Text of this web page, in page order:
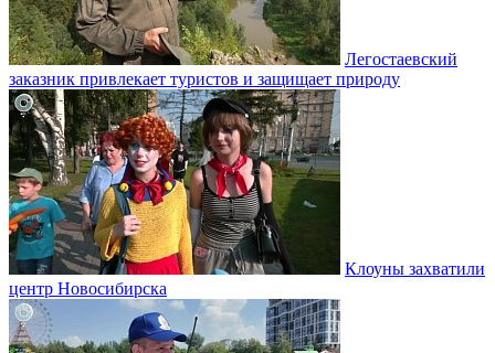
Легостаевский
заказник привлекает туристов и защищает природу
Клоуны захватили
центр Новосибирска